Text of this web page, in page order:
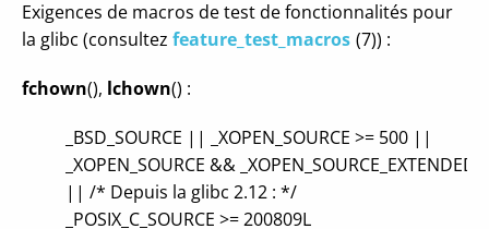
Exigences de macros de test de fonctionnalités pour
la glibc (consultez feature_test_macros (7)) :
fchown(), lchown() :
_BSD_SOURCE || _XOPEN_SOURCE >= 500 ||
_XOPEN_SOURCE && _XOPEN_SOURCE_EXTENDED
|| /* Depuis la glibc 2.12 : */
_POSIX_C_SOURCE >= 200809L